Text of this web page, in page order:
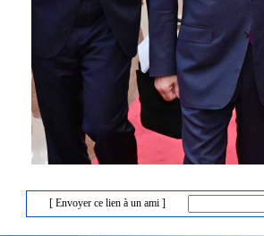
[ Envoyer ce lien à un ami ]